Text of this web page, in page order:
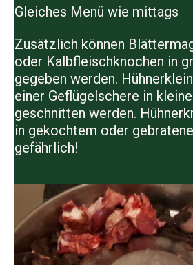
Gleiches Menü wie mittags
Zusätzlich können
oder Kalbfleischknochen in
gegeben werden.
einer Geflügelschere in
geschnitten werden.
in gekochtem oder
gefährlich!